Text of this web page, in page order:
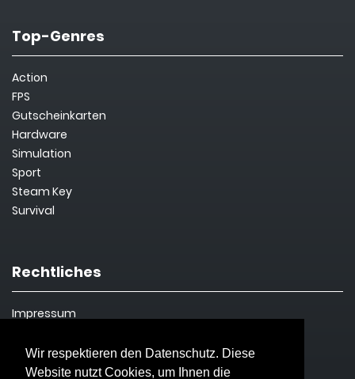
Wir respektieren den Datenschutz. Diese
Website nutzt Cookies, um Ihnen die
Top-Genres
Action
FPS
Gutscheinkarten
Hardware
Simulation
Sport
Steam Key
Survival
Rechtliches
Impressum